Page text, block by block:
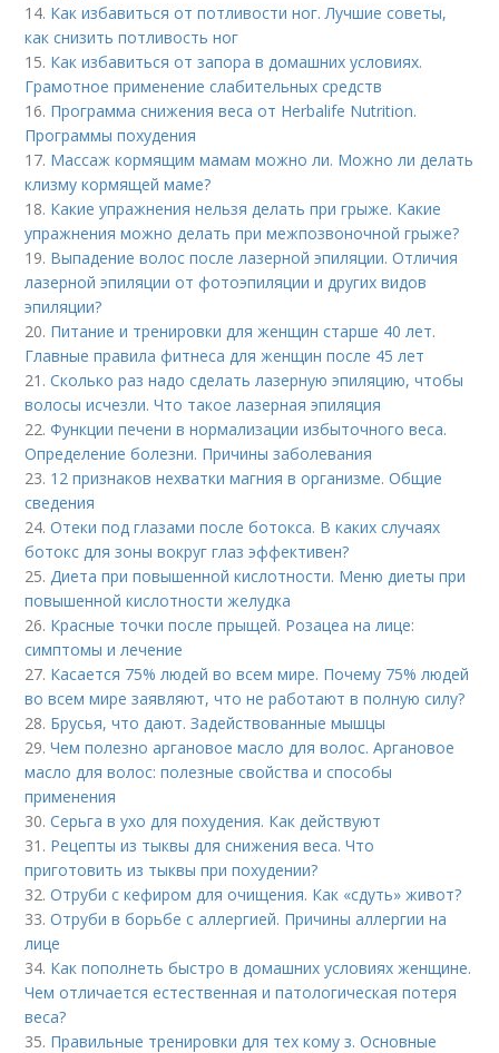
14. Как избавиться от потливости ног. Лучшие советы,
как снизить потливость ног
15. Как избавиться от запора в домашних условиях.
Грамотное применение слабительных средств
16. Программа снижения веса от Herbalife Nutrition.
Программы похудения
17. Массаж кормящим мамам можно ли. Можно ли делать
клизму кормящей маме?
18. Какие упражнения нельзя делать при грыже. Какие
упражнения можно делать при межпозвоночной грыже?
19. Выпадение волос после лазерной эпиляции. Отличия
лазерной эпиляции от фотоэпиляции и других видов
эпиляции?
20. Питание и тренировки для женщин старше 40 лет.
Главные правила фитнеса для женщин после 45 лет
21.Сколько раз надо сделать лазерную эпиляцию, чтобы
волосы исчезли. Что такое лазерная эпиляция
22.Функции печени в нормализации избыточного веса.
Определение болезни. Причины заболевания
23. 12 признаков нехватки магния в организме. Общие
сведения
24.Отеки под глазами после ботокса. В каких случаях
ботокс для зоны вокруг глаз эффективен?
25.Диета при повышенной кислотности. Меню диеты при
повышенной кислотности желудка
26. Красные точки после прыщей. Розацеа на лице:
симптомы и лечение
27. Касается 75% людей во всем мире. Почему 75% людей
во всем мире заявляют, что не работают в полную силу?
28. Брусья, что дают. Задействованные мышцы
29.Чем полезно аргановое масло для волос. Аргановое
масло для волос: полезные свойства и способы
применения
30.Серьга в ухо для похудения. Как действуют
31. Рецепты из тыквы для снижения веса. Что
приготовить из тыквы при похудении?
32.Отруби с кефиром для очищения. Как «сдуть» живот?
33.Отруби в борьбе с аллергией. Причины аллергии на
лице
34. Как пополнеть быстро в домашних условиях женщине.
Чем отличается естественная и патологическая потеря
веса?
35. Правильные тренировки для тех кому з. Основные